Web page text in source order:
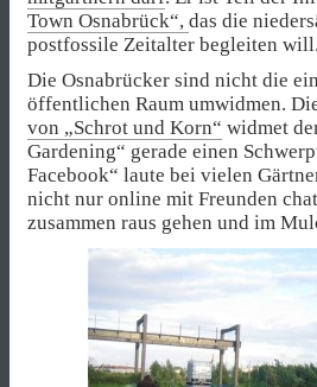
Town Osnabrück“, das die
postfossile Zeitalter begleiten will.
Die Osnabrücker sind nicht die
öffentlichen Raum umwidmen.
von „Schrot und Korn“ widmet
Gardening“ gerade einen
Facebook“ laute bei vielen
nicht nur online mit Freunden
zusammen raus gehen und im